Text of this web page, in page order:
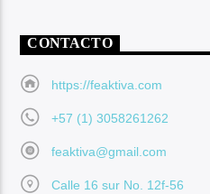
CONTACTO
https://feaktiva.com
+57 (1) 3058261262
feaktiva@gmail.com
Calle 16 sur No. 12f-56